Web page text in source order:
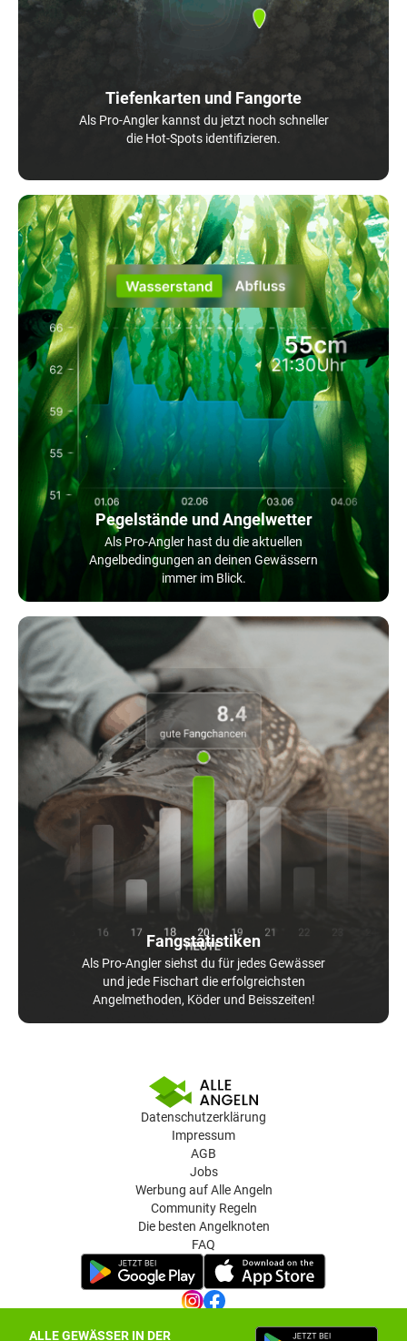
ALLE GEWÄSSER IN DER
Tiefenkarten und Fangorte
Als Pro-Angler kannst du jetzt noch schneller
die Hot-Spots identifizieren.
Pegelstände und Angelwetter
Als Pro-Angler hast du die aktuellen
Angelbedingungen an deinen Gewässern
immer im Blick.
Fangstatistiken
Als Pro-Angler siehst du für jedes Gewässer
und jede Fischart die erfolgreichsten
Angelmethoden, Köder und Beisszeiten!
Datenschutzerklärung
Impressum
AGB
Jobs
Werbung auf Alle Angeln
Community Regeln
Die besten Angelknoten
FAQ